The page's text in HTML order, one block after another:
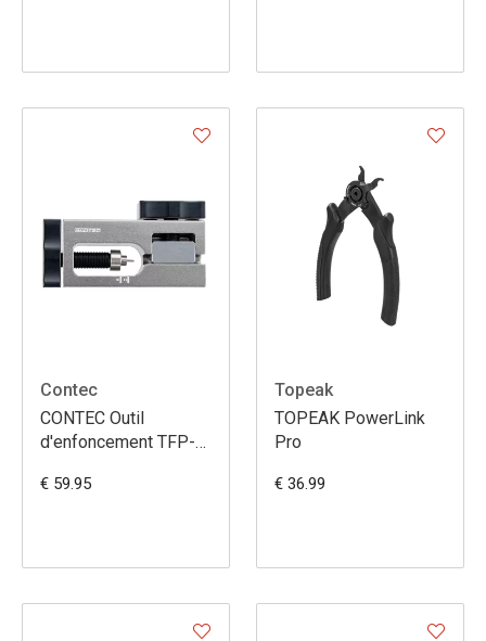
Contec
CONTEC Outil
d'enfoncement TFP-
€ 59.95
Topeak
TOPEAK PowerLink
Pro
€ 36.99